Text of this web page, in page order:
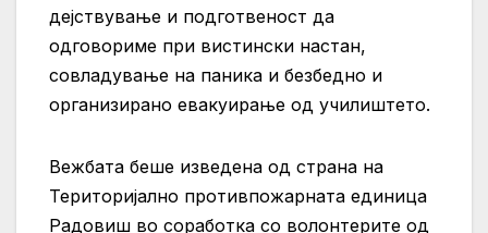
дејствување и подготвеност да
одговориме при вистински настан,
совладување на паника и безбедно и
организирано евакуирање од училиштето.
Вежбата беше изведена од страна на
Територијално противпожарната единица
Радовиш во соработка со волонтерите од